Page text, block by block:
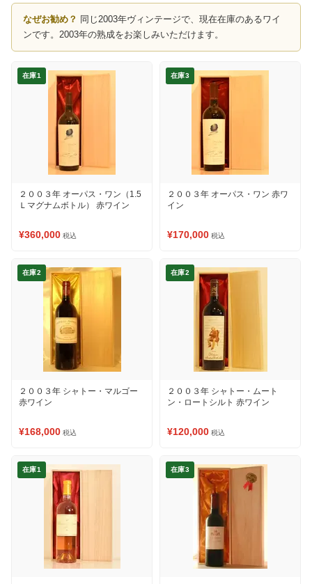
なぜお勧め？ 同じ2003年ヴィンテージで、現在在庫のあるワイ
ンです。2003年の熟成をお楽しみいただけます。
在庫1
２００３年 オーパス・ワン（1.5
Ｌマグナムボトル） 赤ワイン
¥360,000 税込
在庫3
２００３年 オーパス・ワン 赤ワ
イン
¥170,000 税込
在庫2
２００３年 シャトー・マルゴー
赤ワイン
¥168,000 税込
在庫2
２００３年 シャトー・ムート
ン・ロートシルト 赤ワイン
¥120,000 税込
在庫1 在庫3